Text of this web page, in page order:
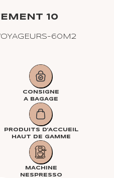
10
-60 M2
CONSIGNE
A BAGAGE
PRODUITS D'ACCUEIL
HAUT DE GAMME
MACHINE
NESPRESSO